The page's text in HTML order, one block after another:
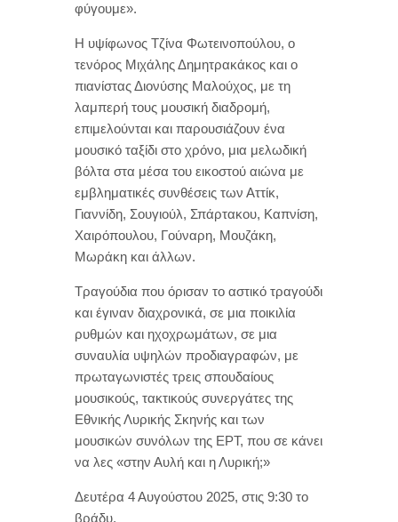
φύγουμε».
Η υψίφωνος Τζίνα Φωτεινοπούλου, ο
τενόρος Μιχάλης Δημητρακάκος και ο
πιανίστας Διονύσης Μαλούχος, με τη
λαμπερή τους μουσική διαδρομή,
επιμελούνται και παρουσιάζουν ένα
μουσικό ταξίδι στο χρόνο, μια μελωδική
βόλτα στα μέσα του εικοστού αιώνα με
εμβληματικές συνθέσεις των Αττίκ,
Γιαννίδη, Σουγιούλ, Σπάρτακου, Καπνίση,
Χαιρόπουλου, Γούναρη, Μουζάκη,
Μωράκη και άλλων.
Τραγούδια που όρισαν το αστικό τραγούδι
και έγιναν διαχρονικά, σε μια ποικιλία
ρυθμών και ηχοχρωμάτων, σε μια
συναυλία υψηλών προδιαγραφών, με
πρωταγωνιστές τρεις σπουδαίους
μουσικούς, τακτικούς συνεργάτες της
Εθνικής Λυρικής Σκηνής και των
μουσικών συνόλων της ΕΡΤ, που σε κάνει
να λες «στην Αυλή και η Λυρική;»
Δευτέρα 4 Αυγούστου 2025, στις 9:30 το
βράδυ,